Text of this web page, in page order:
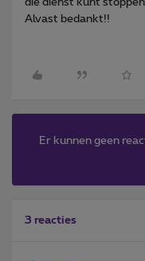
Alvast bedankt!!
Er kunnen geen
3 reacties